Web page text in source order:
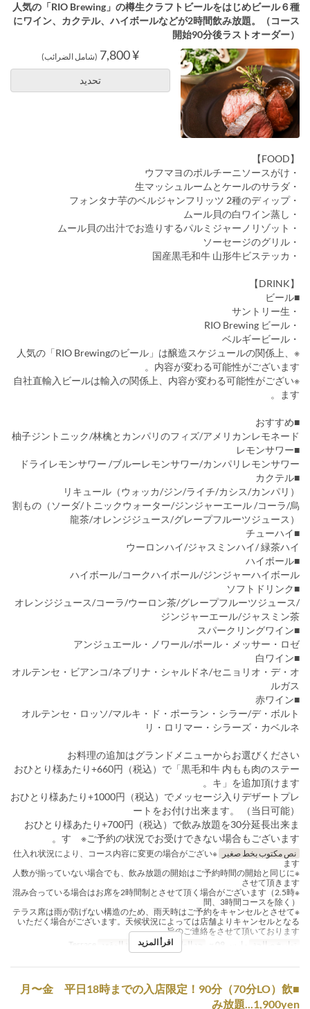
人気の「RIO Brewing」の樽生クラフトビールをはじめビール６種
にワイン、カクテル、ハイボールなどが2時間飲み放題。（コース
開始90分後ラストオーダー）
¥ 7,800 (شامل الضرائب)
تحديد
【FOOD】
・ウフマヨのポルチーニソースがけ
・生マッシュルームとケールのサラダ
・フォンタナ芋のベルジャンフリッツ 2種のディップ
・ムール貝の白ワイン蒸し
・ムール貝の出汁でお造りするパルミジャーノリゾット
・ソーセージのグリル
・国産黒毛和牛 山形牛ビステッカ
【DRINK】
■ビール
・サントリー生
・RIO Brewing ビール
・ベルギービール
※人気の「RIO Brewingのビール」は醸造スケジュールの関係上、
内容が変わる可能性がございます。
※自社直輸入ビールは輸入の関係上、内容が変わる可能性がござい
ます。
■おすすめ
柚子ジントニック/林檎とカンパリのフィズ/アメリカンレモネード
■レモンサワー
ドライレモンサワー /ブルーレモンサワー/カンパリレモンサワー
■カクテル
リキュール（ウォッカ/ジン/ライチ/カシス/カンパリ）
割もの（ソーダ/トニックウォーター/ジンジャーエール /コーラ/烏
龍茶/オレンジジュース/グレープフルーツジュース）
■チューハイ
ウーロンハイ/ジャスミンハイ/ 緑茶ハイ
■ハイボール
ハイボール/コークハイボール/ジンジャーハイボール
■ソフトドリンク
オレンジジュース/コーラ/ウーロン茶/グレープフルーツジュース/
ジンジャーエール/ジャスミン茶
■スパークリングワイン
アンジュエール・ノワール/ポール・メッサー・ロゼ
■白ワイン
オルテンセ・ビアンコ/ネブリナ・シャルドネ/セニョリオ・デ・オ
ルガス
■赤ワイン
オルテンセ・ロッソ/マルキ・ド・ポーラン・シラー/デ・ボルト
リ・ロリマー・シラーズ・カベルネ
お料理の追加はグランドメニューからお選びください
おひとり様あたり+660円（税込）で「黒毛和牛 内もも肉のステー
キ」を追加頂けます。
おひとり様あたり+1000円（税込）でメッセージ入りデザートプレ
ートをお付け出来ます。 （当日可能）
おひとり様あたり+700円（税込）で飲み放題を30分延長出来ま
す ※ご予約の状況でお受けできない場合もございます。
نص مكتوب بخط صغير
※仕入れ状況により、コース内容に変更の場合がござい
ます
※人数が揃っていない場合でも、飲み放題の開始はご予約時間の開始と同じに
させて頂きます
※混み合っている場合はお席を2時間制とさせて頂く場合がございます（2.5時
間、3時間コースを除く）
※テラス席は雨が防げない構造のため、雨天時はご予約をキャンセルとさせて
いただく場合がございます。天候状況によっては店舗よりキャンセルとなる
旨のご連絡をさせて頂いております。
تواريخ صالحة
مارس 09 ~ حد الطلب 2 ~ 30 فئة المقعد اقرأ المزيد
■月〜金 平日18時までの入店限定！90分（70分LO）飲
み放題...1,900yen